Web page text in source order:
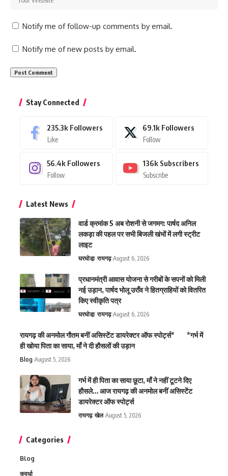
Notify me of follow-up comments by email.
Notify me of new posts by email.
Stay Connected
235.3k Followers
Like
69.1k Followers
Follow
56.4k Followers
Follow
136k Subscribers
Subscribe
Latest News
वार्ड क्रमांक 5 अब रोशनी से जगमग: पार्षद अनिल
लकड़ा की पहल पर सभी बिजली खंभों में लगी स्ट्रीट
लाइट
घरघोडा़ रायगढ़ August 6, 2026
प्रधानमंत्री आवास योजना से गरीबों के सपनों को मिली
नई उड़ान, पार्षद भोलू उराँव ने हितग्राहियों को वितरित
किए स्वीकृति पत्र
घरघोडा़ रायगढ़ August 6, 2026
रायगढ़ की अनमोल गौतम बनीं असिस्टेंट डायरेक्टर ऑफ स्पोर्ट्स* *गर्भ में
ही खोया पिता का साया, माँ ने दी हौसलों की उड़ान
Blog August 5, 2026
गर्भ में ही पिता का साया छूटा, माँ ने नहीं टूटने दिए
हौसले… आज रायगढ़ की अनमोल बनीं असिस्टेंट
डायरेक्टर ऑफ स्पोर्ट्स
रायगढ़ खेल August 5, 2026
Categories
Blog
कवर्धा